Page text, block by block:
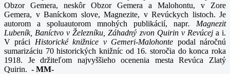
Obzor Gemera, neskôr Obzor Gemera a Malohontu, v Zore
Gemera, v Baníckom slove, Magnezite, v Revúckych listoch. Je
autorom a spoluautorom mnohých publikácií, napr. Magnezit
Lubeník, Baníctvo v Železníku, Záhadný zvon Quirin v Revúcej a i.
V práci Historické knižnice v Gemeri-Malohonte podal náročnú
sumarizáciu 70 historických knižníc od 16. storočia do konca roka
1918. Je držiteľom najvyššieho ocenenia mesta Revúca Zlatý
Quirin. - MM-